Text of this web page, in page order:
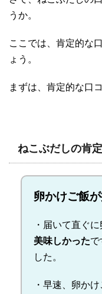
うか。
ここでは、肯定的な
ょう。
まずは、肯定的な口
ねこぶだしの肯
卵かけご飯
・届いて直ぐ
美味しかったで
した。
・早速、卵か